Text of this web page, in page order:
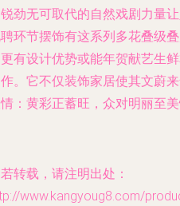
劲无可取代的自然戏剧力量
环节摆饰有这系列多花叠级
有设计优势或能年贺献艺生
。它不仅装饰家居使其文蔚
：黄彩正蓄旺，众对明丽至
转载，请注明出处：
www.kangyoug8.com/